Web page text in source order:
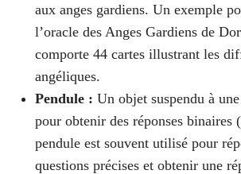
aux anges gardiens. Un exemple
l’oracle des Anges Gardiens de
comporte 44 cartes illustrant les
angéliques.
Pendule : Un objet suspendu à
pour obtenir des réponses binaires
pendule est souvent utilisé pour
questions précises et obtenir une